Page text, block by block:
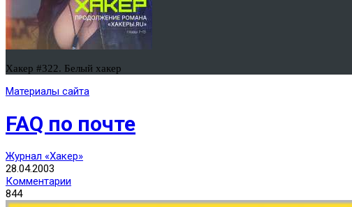
Хакер #322. Белый хакер
Материалы сайта
FAQ по почте
Журнал «Хакер»
28.04.2003
Комментарии
844